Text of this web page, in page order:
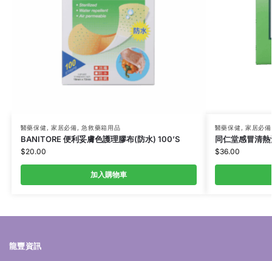
醫藥保健, 家居必備,急救藥箱用品
BANITORE 便利妥膚色護理膠布(防水) 100’S
$20.00
加入購物車
醫藥保健, 家居必備
同仁堂感冒清
$36.00
龍豐資訊